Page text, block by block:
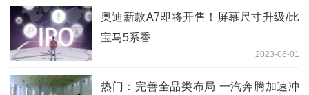
奥迪新款A7即将开售！屏幕尺寸升级/比
宝马5系香
2023-06-01
热门：完善全品类布局 一汽奔腾加速冲